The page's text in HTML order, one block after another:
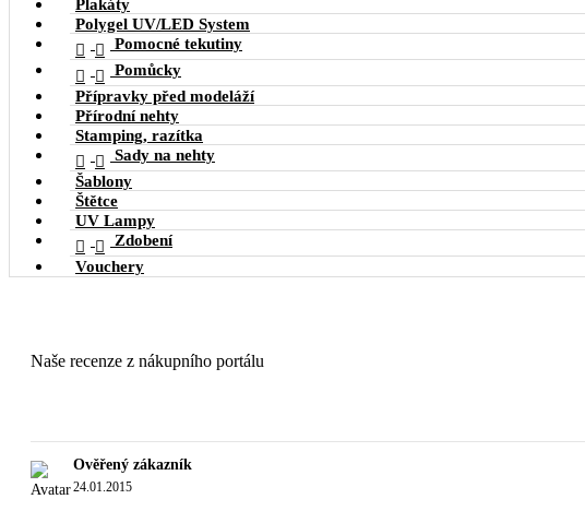
Plakáty
Polygel UV/LED System


Pomocné tekutiny


Pomůcky
Přípravky před modeláží
Přírodní nehty
Stamping, razítka


Sady na nehty
Šablony
Štětce
UV Lampy


Zdobení
Vouchery
Naše recenze z nákupního portálu
Ověřený zákazník
24.01.2015